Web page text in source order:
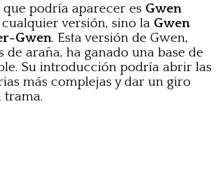
podría aparecer es Gwen
versión, sino la Gwen
Gwen. Esta versión de Gwen,
de araña, ha ganado una base de
Su introducción podría abrir las
más complejas y dar un giro
trama.